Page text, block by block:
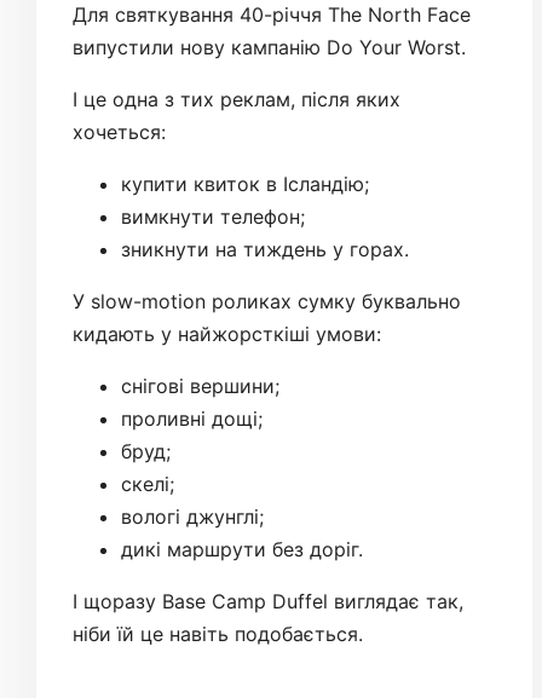
Для святкування 40-річчя The North Face
випустили нову кампанію Do Your Worst.
І це одна з тих реклам, після яких
хочеться:
купити квиток в Ісландію;
вимкнути телефон;
зникнути на тиждень у горах.
У slow-motion роликах сумку буквально
кидають у найжорсткіші умови:
снігові вершини;
проливні дощі;
бруд;
скелі;
вологі джунглі;
дикі маршрути без доріг.
І щоразу Base Camp Duffel виглядає так,
ніби їй це навіть подобається.